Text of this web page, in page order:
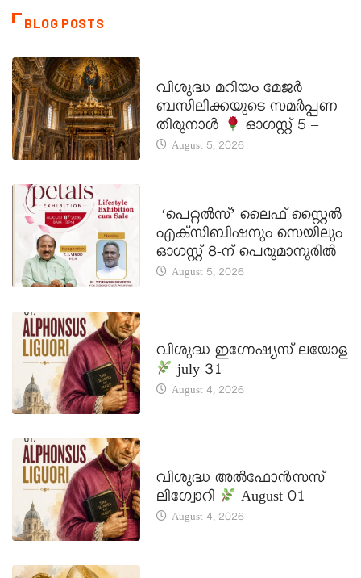
BLOG POSTS
വിശുദ്ധ മറിയം മേജർ
ബസിലിക്കയുടെ സമർപ്പണ
തിരുനാൾ
ഓഗസ്റ്റ് 5 –
August 5, 2026
‘പെറ്റൽസ്’ ലൈഫ് സ്റ്റൈൽ
എക്സിബിഷനും സെയിലും
ഓഗസ്റ്റ് 8-ന് പെരുമാനൂരിൽ
August 5, 2026
വിശുദ്ധ ഇഗ്നേഷ്യസ് ലയോള
july 31
August 4, 2026
വിശുദ്ധ അൽഫോൻസസ്
ലിഗ്വോറി
August 01
August 4, 2026